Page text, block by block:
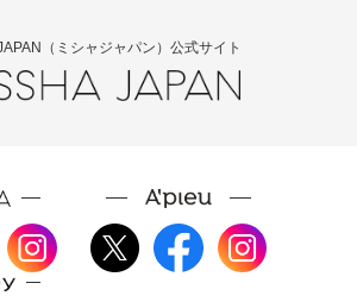
（ミシャジャパン）公式サイト